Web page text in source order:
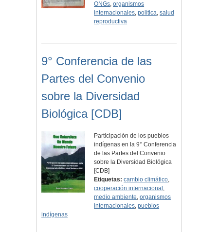
ONGs,organismos
internacionales,política,salud
reproductiva
9° Conferencia de las
Partes del Convenio
sobre la Diversidad
Biológica [CDB]
Participación de los pueblos
indígenas en la 9° Conferencia
de las Partes del Convenio
sobre la Diversidad Biológica
[CDB]
Etiquetas: cambio climático,
cooperación internacional ,
medio ambiente,organismos
internacionales,pueblos
indígenas